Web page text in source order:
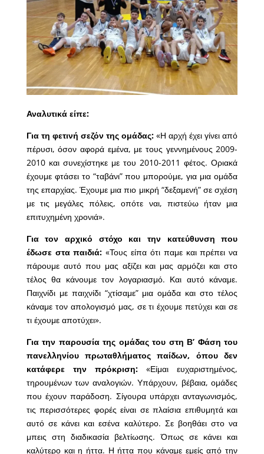
Αναλυτικά είπε:
Για τη φετινή σεζόν της ομάδας: «Η αρχή έχει γίνει από
πέρυσι, όσον αφορά εμένα, με τους γεννημένους 2009-
2010 και συνεχίστηκε με του 2010-2011 φέτος. Οριακά
έχουμε φτάσει το “ταβάνι” που μπορούμε, για μια ομάδα
της επαρχίας. Έχουμε μια πιο μικρή “δεξαμενή” σε σχέση
με τις μεγάλες πόλεις, οπότε ναι, πιστεύω ήταν μια
επιτυχημένη χρονιά».
Για τον αρχικό στόχο και την κατεύθυνση που
έδωσε στα παιδιά:«Τους είπα ότι παμε και πρέπει να
πάρουμε αυτό που μας αξίζει και μας αρμόζει και στο
τέλος θα κάνουμε τον λογαριασμό. Και αυτό κάναμε.
Παιχνίδι με παιχνίδι “χτίσαμε” μια ομάδα και στο τέλος
κάναμε τον απολογισμό μας, σε τι έχουμε πετύχει και σε
τι έχουμε αποτύχει».
Για την παρουσία της ομάδας του στη Β’ Φάση του
πανελληνίου πρωταθλήματος παίδων, όπου δεν
κατάφερε την πρόκριση:«Είμαι ευχαριστημένος,
τηρουμένων των αναλογιών. Υπάρχουν, βέβαια, ομάδες
που έχουν παράδοση. Σίγουρα υπάρχει ανταγωνισμός,
τις περισσότερες φορές είναι σε πλαίσια επιθυμητά και
αυτό σε κάνει και εσένα καλύτερο. Σε βοηθάει στο να
μπεις στη διαδικασία βελτίωσης. Όπως σε κάνει και
καλύτερο και η ήττα. Η ήττα που κάναμε εμείς από την